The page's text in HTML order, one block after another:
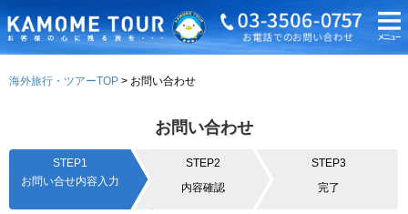
海外旅行・ツアーTOP お問い合わせ
お問い合わせ
STEP1
お問い合せ内容入力
STEP2
内容確認
STEP3
完了